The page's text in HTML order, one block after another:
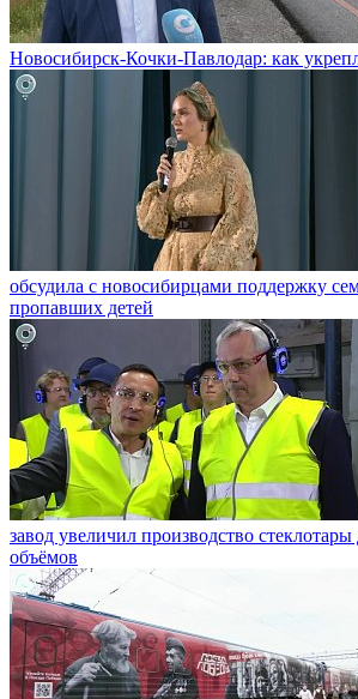
Новосибирск-Кочки-Павлодар: как
обсудила с новосибирцами поддержку
пропавших детей
завод увеличил производство
объёмов